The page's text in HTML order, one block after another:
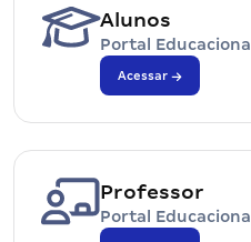
Alunos
Portal Educacional
Acessar
Professor
Portal Educacional